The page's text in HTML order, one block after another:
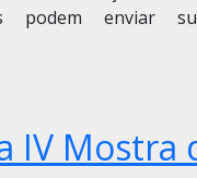
podem enviar
IV Mostra